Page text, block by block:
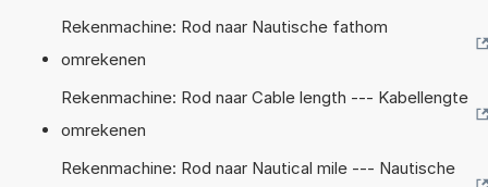
Rekenmachine: Rod naar Nautische fathom
omrekenen
Rekenmachine: Rod naar Cable length --- Kabellengte
omrekenen
Rekenmachine: Rod naar Nautical mile --- Nautische